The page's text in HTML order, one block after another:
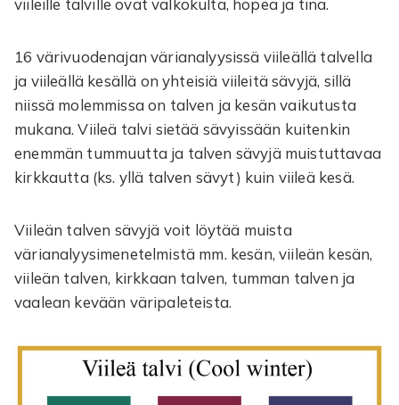
viileille talville ovat valkokulta, hopea ja tina.
16 värivuodenajan värianalyysissä viileällä talvella
ja viileällä kesällä on yhteisiä viileitä sävyjä, sillä
niissä molemmissa on talven ja kesän vaikutusta
mukana. Viileä talvi sietää sävyissään kuitenkin
enemmän tummuutta ja talven sävyjä muistuttavaa
kirkkautta (ks. yllä talven sävyt) kuin viileä kesä.
Viileän talven sävyjä voit löytää muista
värianalyysimenetelmistä mm. kesän, viileän kesän,
viileän talven, kirkkaan talven, tumman talven ja
vaalean kevään väripaleteista.